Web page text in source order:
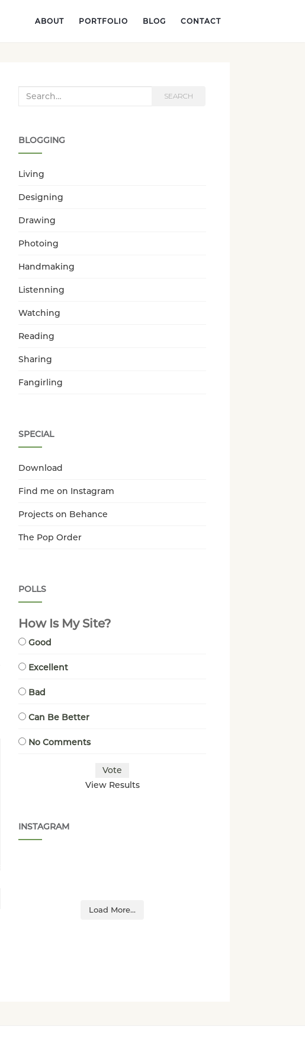
ABOUT PORTFOLIO BLOG CONTACT
Search for: SEARCH
BLOGGING
Living
Designing
Drawing
Photoing
Handmaking
Listenning
Watching
Reading
Sharing
Fangirling
SPECIAL
Download
Find me on Instagram
Projects on Behance
The Pop Order
POLLS
How Is My Site?
Good
Excellent
Bad
Can Be Better
No Comments
View Results
INSTAGRAM
Load More...